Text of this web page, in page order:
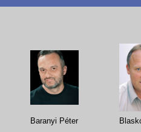
Baranyi Péter